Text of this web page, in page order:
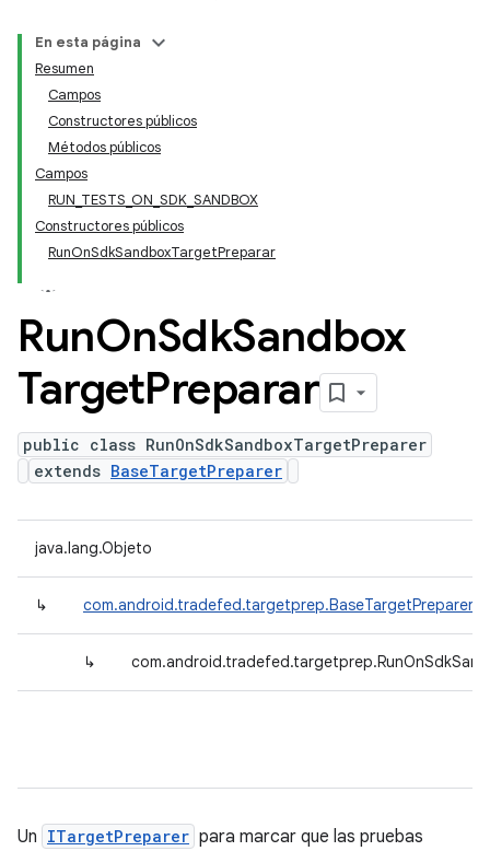
En esta página
Resumen
Campos
Constructores públicos
Métodos públicos
Campos
RUN_TESTS_ON_SDK_SANDBOX
Constructores públicos
RunOnSdkSandboxTargetPreparar
RunOnSdkSandbox
TargetPreparar
public class RunOnSdkSandboxTargetPreparer
extends BaseTargetPreparer
java.lang.Objeto
↳ com.android.tradefed.targetprep.BaseTargetPreparer
↳
Un ITargetPreparer para marcar que las pruebas